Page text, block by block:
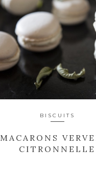
BISCUITS
MACARONS
CITRONNELLE